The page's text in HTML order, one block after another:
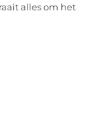
alles om het